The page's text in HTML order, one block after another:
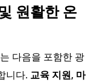
원활한 온
다음을 포함한 광
니다. 교육 지원, 마